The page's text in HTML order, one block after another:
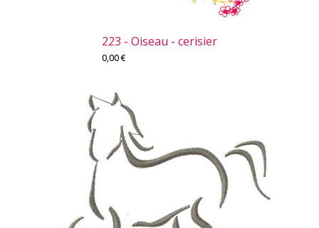
223 - Oiseau - cerisier
0,00€